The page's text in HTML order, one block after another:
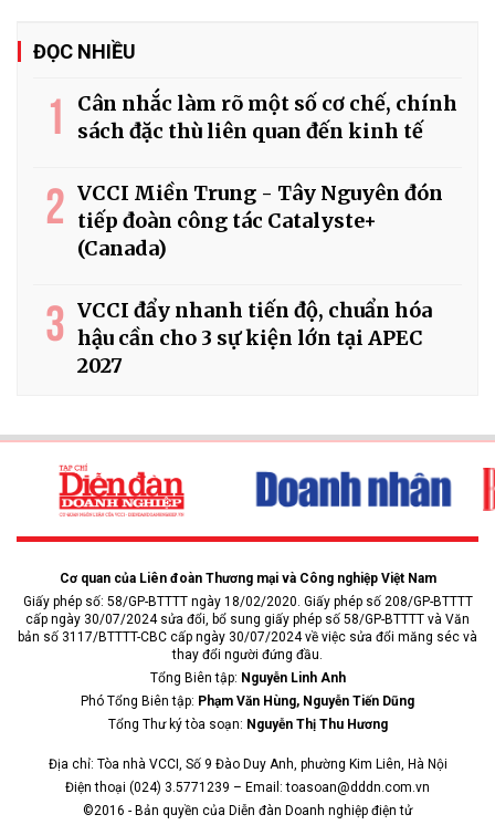
ĐỌC NHIỀU
1
Cân nhắc làm rõ một số cơ chế, chính
sách đặc thù liên quan đến kinh tế
2 VCCI Miền Trung - Tây Nguyên đón
tiếp đoàn công tác Catalyste+
(Canada)
3 VCCI đẩy nhanh tiến độ, chuẩn hóa
hậu cần cho 3 sự kiện lớn tại APEC
2027
Cơ quan của Liên đoàn Thương mại và Công nghiệp Việt Nam
Giấy phép số: 58/GP-BTTTT ngày 18/02/2020. Giấy phép số 208/GP-BTTTT
cấp ngày 30/07/2024 sửa đổi, bổ sung giấy phép số 58/GP-BTTTT và Văn
bản số 3117/BTTTT-CBC cấp ngày 30/07/2024 về việc sửa đổi măng séc và
thay đổi người đứng đầu.
Tổng Biên tập: Nguyễn Linh Anh
Phó Tổng Biên tập: Phạm Văn Hùng, Nguyễn Tiến Dũng
Tổng Thư ký tòa soạn: Nguyễn Thị Thu Hương
Địa chỉ: Tòa nhà VCCI, Số 9 Đào Duy Anh, phường Kim Liên, Hà Nội
Điện thoại (024) 3.5771239 – Email: toasoan@dddn.com.vn
©2016 - Bản quyền của Diễn đàn Doanh nghiệp điện tử